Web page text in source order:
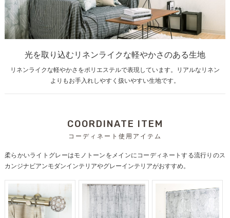
光を取り込むリネンライクな軽やかさのある生地
リネンライクな軽やかさをポリエステルで表現しています。リアルなリネン
よりもお手入れしやすく扱いやすい生地です。
COORDINATE ITEM
コーディネート使用アイテム
柔らかいライトグレーはモノトーンをメインにコーディネートする流行りのス
カンジナビアンモダンインテリアやグレーインテリアがおすすめ。